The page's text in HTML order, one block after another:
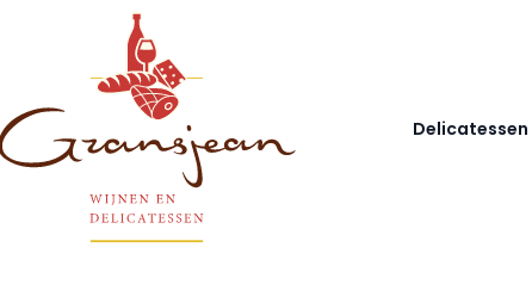
Gransjean - Wijn - Broodjes - Delicatessen
Delicatessen